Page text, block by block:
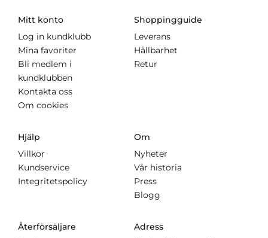
Mitt konto
Log in kundklubb
Mina favoriter
Bli medlem i
kundklubben
Kontakta oss
Om cookies
Shoppingguide
Leverans
Hållbarhet
Retur
Hjälp
Villkor
Kundservice
Integritetspolicy
Om
Nyheter
Vår historia
Press
Blogg
Återförsäljare Adress